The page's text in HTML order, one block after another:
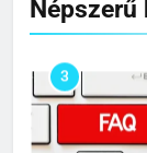
Népszerű
3